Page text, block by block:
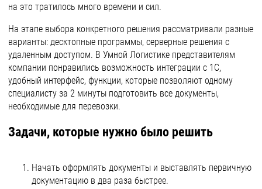
на это тратилось много времени и сил.
На этапе выбора конкретного решения рассматривали разные
варианты: десктопные программы, серверные решения с
удаленным доступом. В Умной Логистике представителям
компании понравились возможность интеграции с 1С,
удобный интерфейс, функции, которые позволяют одному
специалисту за 2 минуты подготовить все документы,
необходимые для перевозки.
Задачи, которые нужно было решить
Начать оформлять документы и выставлять первичную
документацию в два раза быстрее.